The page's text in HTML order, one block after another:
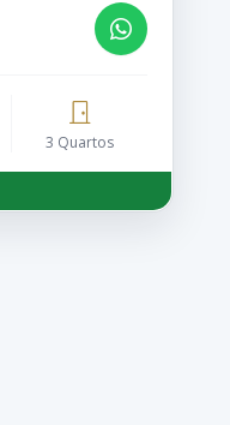
3 Quartos